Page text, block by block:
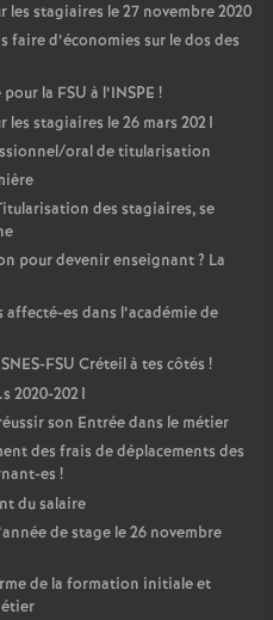
stagiaires le 27 novembre 2020
d’économies sur le dos des
pour la FSU à l’INSPE !
stagiaires le 26 mars 2021
oral de titularisation
des stagiaires, se
pour devenir enseignant? La
es dans l’académie de
SNES-FSU Créteil à tes côtés !
2020-2021
son Entrée dans le métier
des frais de déplacements des
es !
du salaire
de stage le 26 novembre
de la formation initiale et